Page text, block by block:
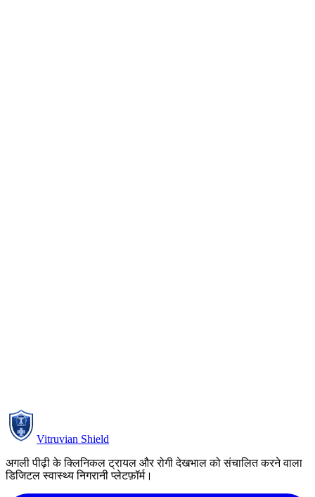
contact@vitruvianshield.com
Vitruvian Shield
अगली पीढ़ी के क्लिनिकल ट्रायल और रोगी देखभाल को संचालित करने वाला
डिजिटल स्वास्थ्य निगरानी प्लेटफ़ॉर्म।